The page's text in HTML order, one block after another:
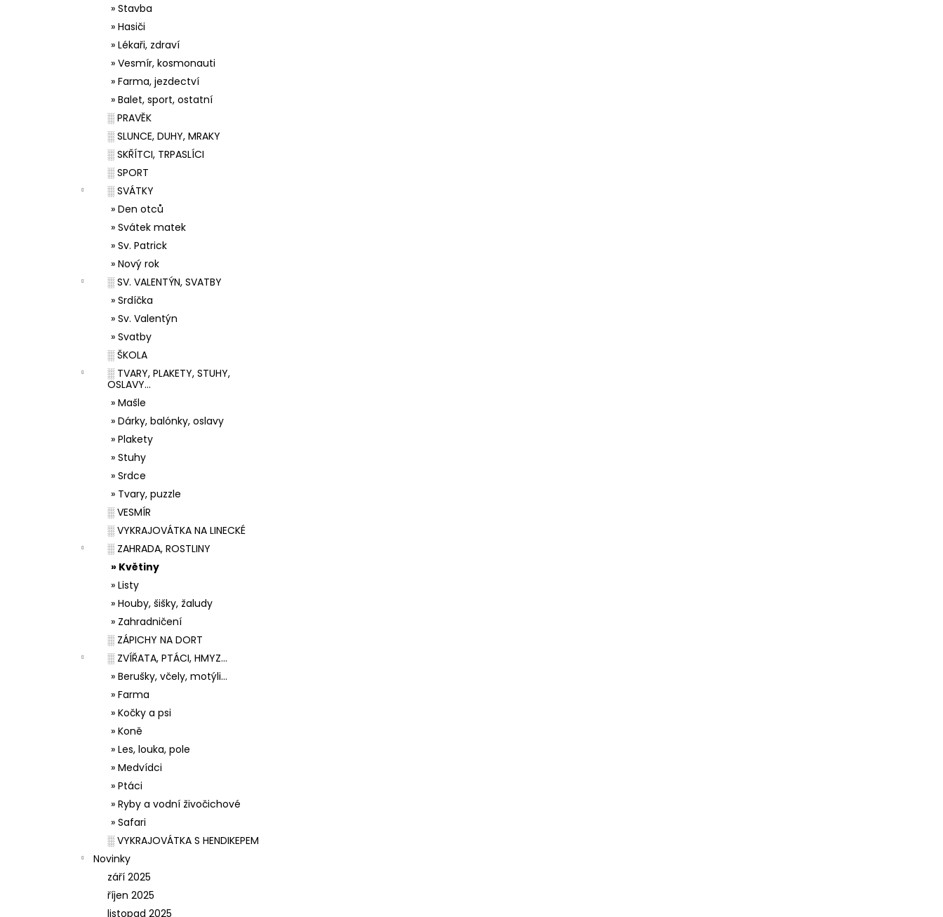
» Stavba
» Hasiči
» Lékaři, zdraví
» Vesmír, kosmonauti
» Farma, jezdectví
» Balet, sport, ostatní
░ PRAVĚK
░ SLUNCE, DUHY, MRAKY
░ SKŘÍTCI, TRPASLÍCI
░ SPORT
░ SVÁTKY
» Den otců
» Svátek matek
» Sv. Patrick
» Nový rok
░ SV. VALENTÝN, SVATBY
» Srdíčka
» Sv. Valentýn
» Svatby
░ ŠKOLA
░ TVARY, PLAKETY, STUHY,
OSLAVY...
» Mašle
» Dárky, balónky, oslavy
» Plakety
» Stuhy
» Srdce
» Tvary, puzzle
░ VESMÍR
░ VYKRAJOVÁTKA NA LINECKÉ
░ ZAHRADA, ROSTLINY
» Květiny
» Listy
» Houby, šišky, žaludy
» Zahradničení
░ ZÁPICHY NA DORT
░ ZVÍŘATA, PTÁCI, HMYZ...
» Berušky, včely, motýli...
» Farma
» Kočky a psi
» Koně
» Les, louka, pole
» Medvídci
» Ptáci
» Ryby a vodní živočichové
» Safari
░ VYKRAJOVÁTKA S HENDIKEPEM
Novinky
září 2025
říjen 2025
listopad 2025